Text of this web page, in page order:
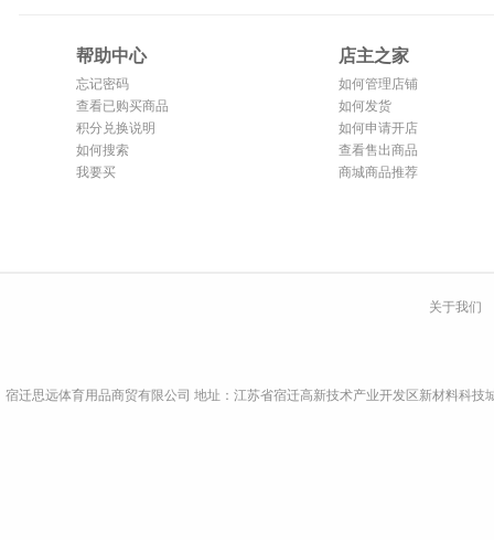
帮助中心
忘记密码
查看已购买商品
积分兑换说明
如何搜索
我要买
店主之家
如何管理店铺
如何发货
如何申请开店
查看售出商品
商城商品推荐
关于我们
宿迁思远体育用品商贸有限公司 地址：江苏省宿迁高新技术产业开发区新材料科